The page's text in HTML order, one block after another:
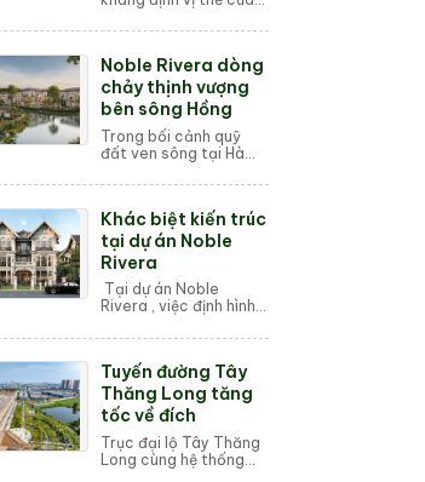
làng bất động sản Việt
vụ M&A đình đám và
c...
Noble Rivera dòng
chảy thịnh vượng
bên sông Hồng
Trong bối cảnh quỹ
đất ven sông tại Hà
hiếm, sự xuất hiện của
"cơn giải khát" cho thị
trườ...
Khác biệt kiến trúc
tại dự án Noble
Rivera
Tại dự án Noble
Rivera , việc định hình
dừng lại ở sự sang
một cuộc cách mạng
về không gian sống ...
Tuyến đường Tây
Thăng Long tăng
tốc về đích
Trục đại lộ Tây Thăng
Long cùng hệ thống